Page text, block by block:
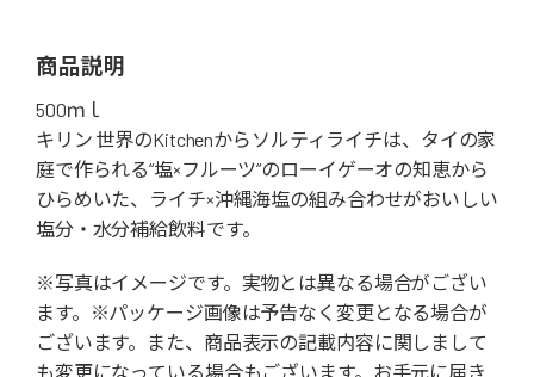
商品説明
500ｍｌ
キリン 世界のKitchenからソルティライチは、タイの家
庭で作られる“塩×フルーツ“のローイゲーオの知恵から
ひらめいた、ライチ×沖縄海塩の組み合わせがおいしい
塩分・水分補給飲料です。
※写真はイメージです。実物とは異なる場合がござい
ます。※パッケージ画像は予告なく変更となる場合が
ございます。また、商品表示の記載内容に関しまして
も変更になっている場合もございます。お手元に届き